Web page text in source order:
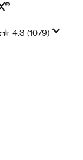
4.3 (1079)